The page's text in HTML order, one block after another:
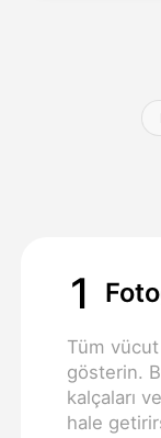
1
Tüm
gösterin.
kalçaları
hale